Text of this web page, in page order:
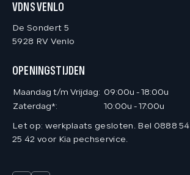
VACATURES
VERKOCHT
CONTACT
VDNS VENLO
De Sondert 5
5928 RV Venlo
OPENINGSTIJDEN
Maandag t/m Vrijdag: 09:00u - 18:00u
Zaterdag*:
10:00u - 17:00u
Let op: werkplaats gesloten. Bel 0888 54
25 42 voor Kia pechservice.